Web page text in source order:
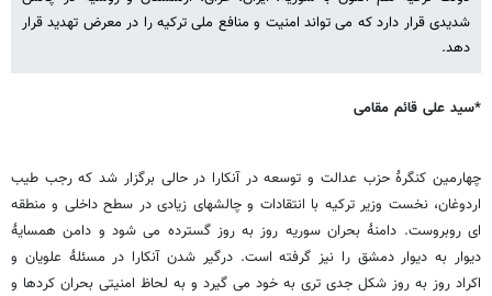
شدیدی قرار دارد که می تواند امنیت و منافع ملی ترکیه را در معرض تهدید قرار
دهد.
*سید علی قائم مقامی
چهارمین کنگرۀ حزب عدالت و توسعه در آنکارا در حالی برگزار شد که رجب طیب
اردوغان، نخست وزیر ترکیه با انتقادات و چالشهای زیادی در سطح داخلی و منطقه
ای روبروست. دامنۀ بحران سوریه روز به روز گسترده می شود و دامن همسایۀ
دیوار به دیوار دمشق را نیز گرفته است. درگیر شدن آنکارا در مسئلۀ علویان و
اکراد روز به روز شکل جدی تری به خود می گیرد و به لحاظ امنیتی بحران کردها و